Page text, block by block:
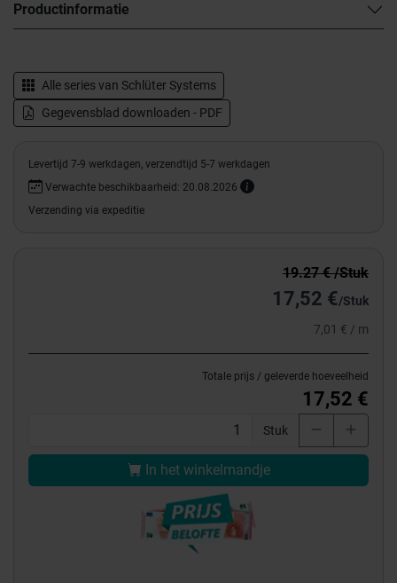
Productinformatie
Alle series van Schlüter Systems
Gegevensblad downloaden - PDF
Levertijd 7-9 werkdagen, verzendtijd 5-7 werkdagen
Verwachte beschikbaarheid: 20.08.2026
Verzending via expeditie
19.27 € /Stuk
17,52 €/Stuk
7,01 € / m
Totale prijs / geleverde hoeveelheid
17,52 €
Stuk
In het winkelmandje